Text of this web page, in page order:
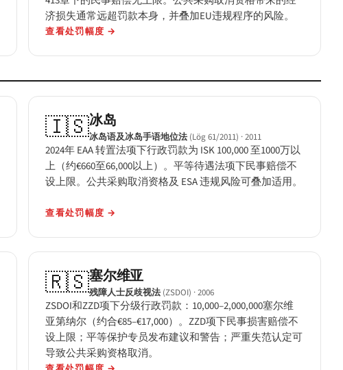
济损失通常远超罚款本身，并叠加EU违规程序的风险。
查看处罚幅度 →
🇮🇸冰岛
冰岛语及冰岛手语地位法 (Lög 61/2011) · 2011
2024年 EAA 转置法项下行政罚款为 ISK 100,000 至1000万以
上（约€660至66,000以上）。平等待遇法项下民事赔偿不
设上限。公共采购取消资格及 ESA 违规风险可叠加适用。
查看处罚幅度 →
🇷🇸塞尔维亚
残障人士反歧视法 (ZSDOI) · 2006
ZSDOI和ZZD项下分级行政罚款：10,000–2,000,000塞尔维
亚第纳尔（约合€85–€17,000）。ZZD项下民事损害赔偿不
设上限；平等保护专员发布建议和警告；严重失范认定可
导致公共采购资格取消。